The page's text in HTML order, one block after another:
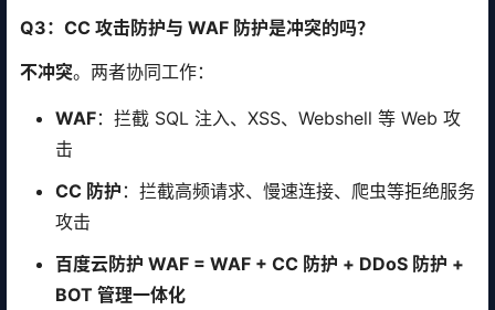
Q3：CC 攻击防护与 WAF 防护是冲突的吗？
不冲突。两者协同工作：
WAF：拦截 SQL 注入、XSS、Webshell 等 Web 攻
击
CC 防护 ：拦截高频请求、慢速连接、爬虫等拒绝服务
攻击
百度云防护 WAF = WAF + CC 防护 + DDoS 防护 +
BOT 管理一体化